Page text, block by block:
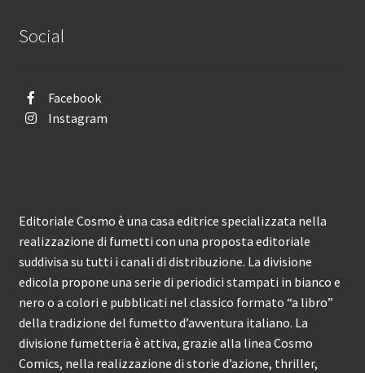
Social
Facebook
Instagram
Editoriale Cosmo è una casa editrice specializzata nella
realizzazione di fumetti con una proposta editoriale
suddivisa su tutti i canali di distribuzione. La divisione
edicola propone una serie di periodici stampati in bianco e
nero o a colori e pubblicati nel classico formato “a libro”
della tradizione del fumetto d’avventura italiano. La
divisione fumetteria è attiva, grazie alla linea Cosmo
Comics, nella realizzazione di storie d’azione, thriller,